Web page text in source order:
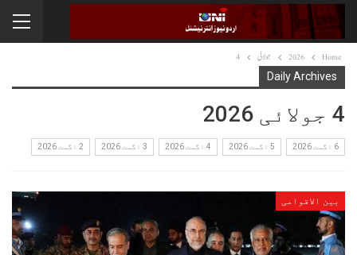
Home
2026 جولائی 4
Daily Archives
4 جولائی 2026
6 اگست 2026 5 اگست 2026 4 اگست 2026 3 اگست 2026 2 اگست 2026
بین الاقوامی